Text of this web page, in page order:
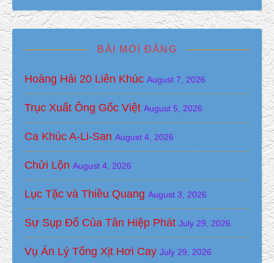
BÀI MỚI ĐĂNG
Hoàng Hải 20 Liên Khúc August 7, 2026
Trục Xuất Ông Gốc Việt August 5, 2026
Ca Khúc A-Li-San August 4, 2026
Chửi Lộn August 4, 2026
Lục Tặc và Thiều Quang August 3, 2026
Sự Sụp Đổ Của Tân Hiệp Phát July 29, 2026
Vụ Án Lý Tống Xịt Hơi Cay July 29, 2026